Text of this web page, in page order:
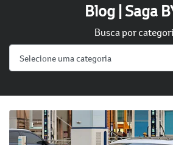
Blog | Saga
Busca por